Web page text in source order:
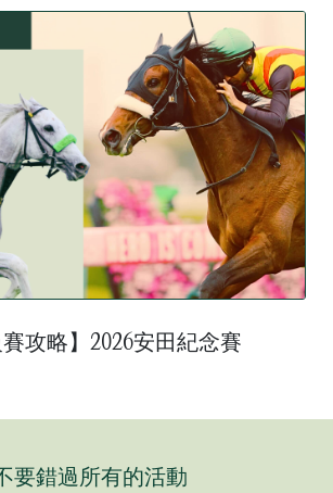
賽攻略】2026安田紀念賽
要錯過所有的活動